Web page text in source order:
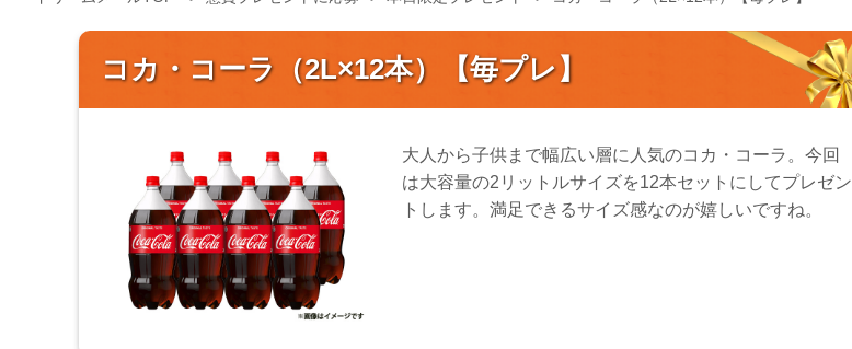
コカ・コーラ（2L×12本）【毎プレ】
大人から子供まで幅広い層に人気のコカ・コーラ。今回
は大容量の2リットルサイズを12本セットにしてプレゼン
トします。満足できるサイズ感なのが嬉しいですね。